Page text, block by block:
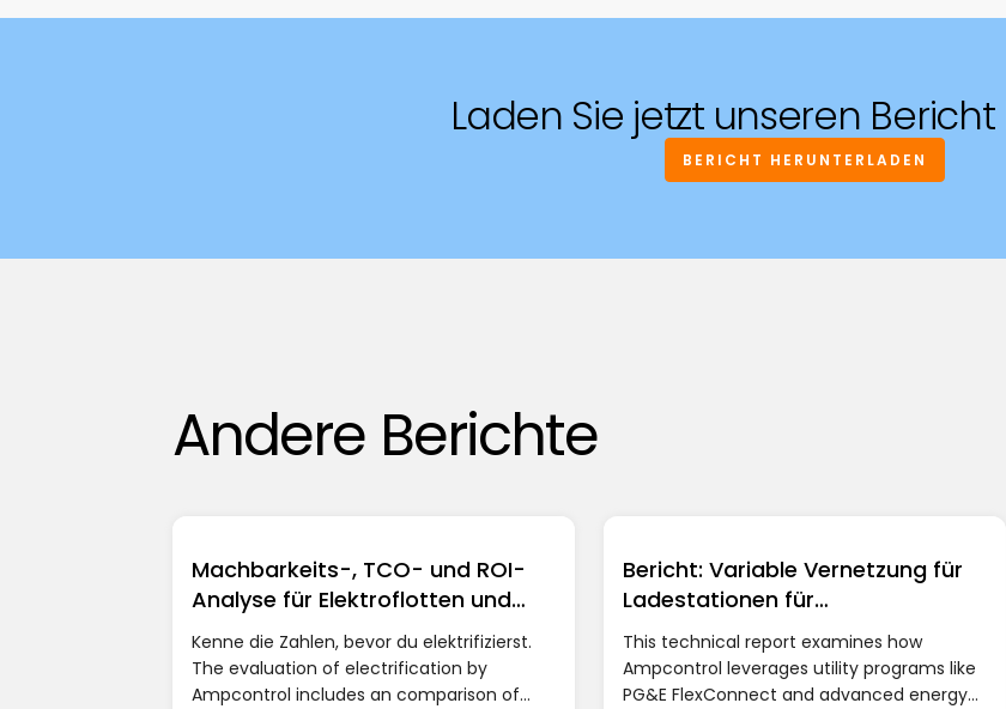
Laden Sie jetzt unseren
BERICHT HERUNTERLADEN
Andere Berichte
Machbarkeits-, TCO- und ROI-
Analyse für Elektroflotten und
Standorte
Kenne die Zahlen, bevor du elektrifizierst.
The evaluation of electrification by
Ampcontrol includes an comparison of
Bericht: Variable Vernetzung für
Ladestationen für
Elektrofahrzeuge
This technical report examines how
Ampcontrol leverages utility programs like
PG&E FlexConnect and advanced energy